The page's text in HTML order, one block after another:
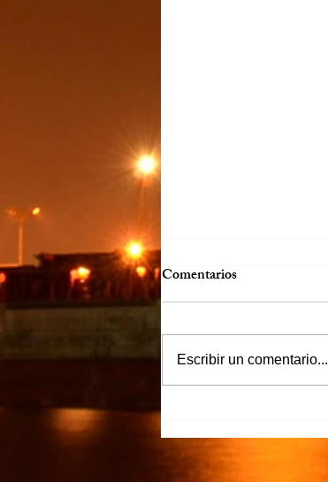
familiares y amigos
Comentarios
Escribir un comentario...